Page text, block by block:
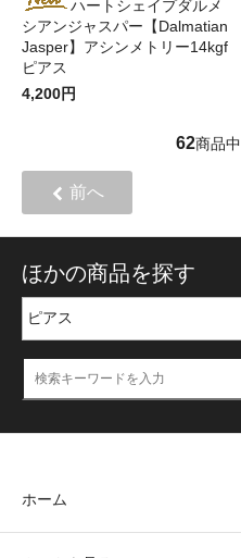
ハートシェイプダルメ
シアンジャスパー【Dalmatian
Jasper】アシンメトリー14kgf
ピアス
4,200円
62商品中
前へ
ほかの商品を探す
ホーム